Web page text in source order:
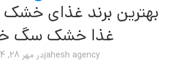
بهترین برند غذای
غذا خشک سگ
jahesh agencyدر مهر 28, 1404